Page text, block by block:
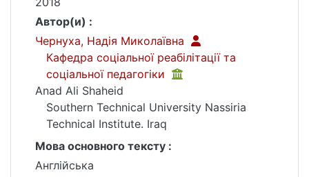
Автор(и) :
Чернуха, Надія Миколаївна
Кафедра соціальної реабілітації та
соціальної педагогіки
Anad Ali Shaheid
Southern Technical University Nassiria
Technical Institute. Iraq
Мова основного тексту :
Англійська